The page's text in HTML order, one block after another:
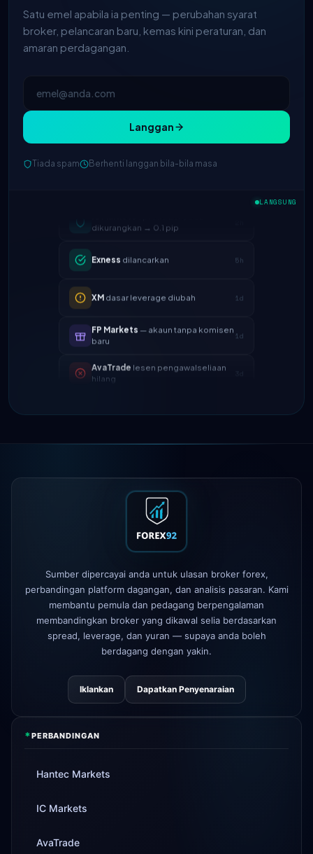
Satu emel apabila ia penting — perubahan syarat
broker, pelancaran baru, kemas kini peraturan, dan
amaran perdagangan.
Langgan
Tiada spam Berhenti langgan bila-bila masa
LANGSUNG
Exnessdilancarkan
FP Markets— akaun tanpa komisen
AvaTrade
Tickmill
IC Marketsspread EUR/USD
dasar leverage diubah
hilang
3d
Tickmillkelajuan pengeluaran kini
24 jam
4d
Sumber dipercayai anda untuk ulasan broker forex,
perbandingan platform dagangan, dan analisis pasaran. Kami
membantu pemula dan pedagang berpengalaman
membandingkan broker yang dikawal selia berdasarkan
spread, leverage, dan yuran — supaya anda boleh
berdagang dengan yakin.
Iklankan Dapatkan Penyenaraian
*PERBANDINGAN
Hantec Markets
IC Markets
AvaTrade